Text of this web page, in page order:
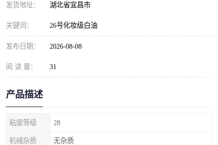
发货地址： 湖北省宜昌市
关键词： 26号化妆级白油
发布日期： 2026-08-08
阅 读 量： 31
产品描述
粘度等级 28
机械杂质 无杂质